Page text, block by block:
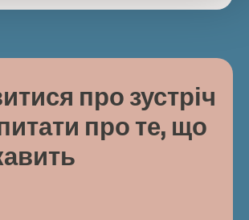
про зустріч
про те, що